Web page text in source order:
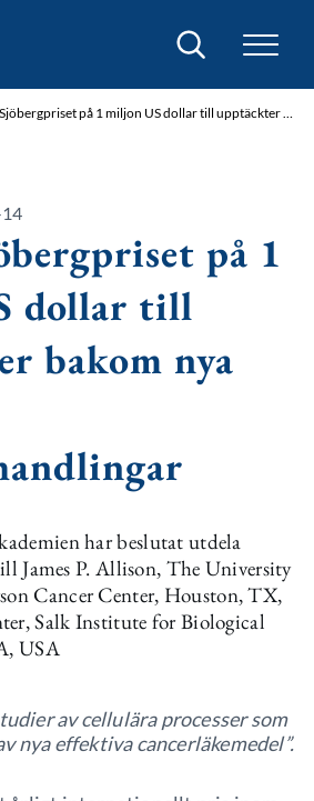
Sök
på 1 miljon US dollar till upptäckter bakom nya effektiva cancerbehandlingar
på 1
dollar till
bakom nya
har beslutat utdela
James P. Allison, The University
Cancer Center, Houston, TX,
Salk Institute for Biological
USA
av cellulära processer som
nya effektiva cancerläkemedel”.